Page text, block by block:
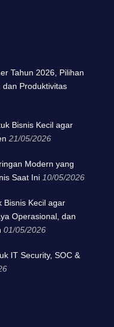
Tahun 2026, Pilihan
dan Produktivitas
Bisnis Kecil agar
21/05/2026
Modern yang
Saat Ini 10/05/2026
Bisnis Kecil agar
Operasional, dan
01/05/2026
IT Security, SOC &